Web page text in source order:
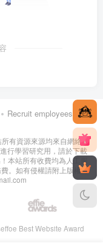
Recruit employees
所有資源來源均來自網絡分
行學習研究用，請於下載
本站所有收費均為人工服
。如有侵權請附上版權證
effoe Best Website Award